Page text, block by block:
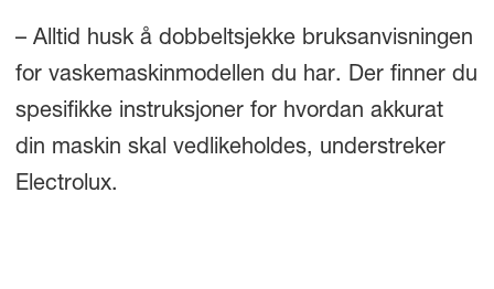
– Alltid husk å dobbeltsjekke bruksanvisningen
for vaskemaskinmodellen du har. Der finner du
spesifikke instruksjoner for hvordan akkurat
din maskin skal vedlikeholdes, understreker
Electrolux.